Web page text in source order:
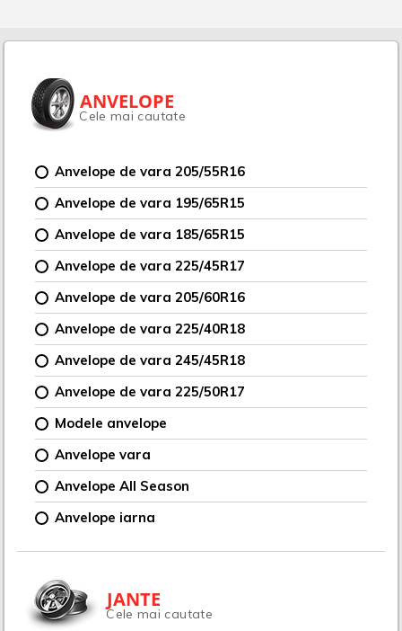
ANVELOPE
Cele mai cautate
Anvelope de vara 205/55R16
Anvelope de vara 195/65R15
Anvelope de vara 185/65R15
Anvelope de vara 225/45R17
Anvelope de vara 205/60R16
Anvelope de vara 225/40R18
Anvelope de vara 245/45R18
Anvelope de vara 225/50R17
Modele anvelope
Anvelope vara
Anvelope All Season
Anvelope iarna
JANTE
Cele mai cautate